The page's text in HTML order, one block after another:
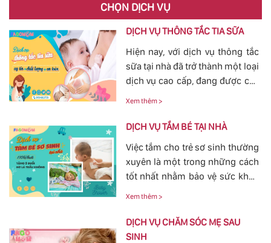
CHỌN DỊCH VỤ
DỊCH VỤ THÔNG TẮC TIA SỮA
Hiện nay, với dịch vụ thông tắc
sữa tại nhà đã trở thành một loại
dịch vụ cao cấp, đang được các
phổ biến. Với việc thông tắc tia
chóng thông tia sữa, giảm bớt
các cơn đau cương cứng tại
vùng bầu vú, đảm bảo cho
nguồn sữa về đều cho bé bú.
Xem thêm >
DỊCH VỤ TẮM BÉ TẠI NHÀ
Việc tắm cho trẻ sơ sinh thường
xuyên là một trong những cách
tốt nhất nhằm bảo vệ sức khỏe
Bởi vậy, nhu cầu tắm cho trẻ sơ
sinh ngày càn lớn, với dịch vụ
Xem thêm >
DỊCH VỤ CHĂM SÓC MẸ SAU
SINH